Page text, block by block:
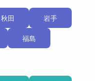
秋田 岩手
福島